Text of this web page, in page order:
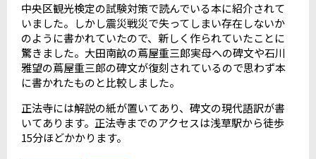
中央区観光検定の試験対策で読んでいる本に紹介されて
いました。しかし震災戦災で失ってしまい存在しないか
のように書かれていたので、新しく作られていたことに
驚きました。大田南畝の蔦屋重三郎実母への碑文や石川
雅望の蔦屋重三郎の碑文が復刻されているので思わず本
に書かれたものと比較しました。
正法寺には解説の紙が置いてあり、碑文の現代語訳が書
いてあります。正法寺までのアクセスは浅草駅から徒歩
15分ほどかかります。